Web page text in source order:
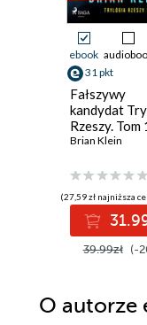
ebook
31 pkt
Fałszywy
kandydat
Rzeszy. Tom
Brian Klein
(27,59 zł najniższa
39.99zł (-
O autorze